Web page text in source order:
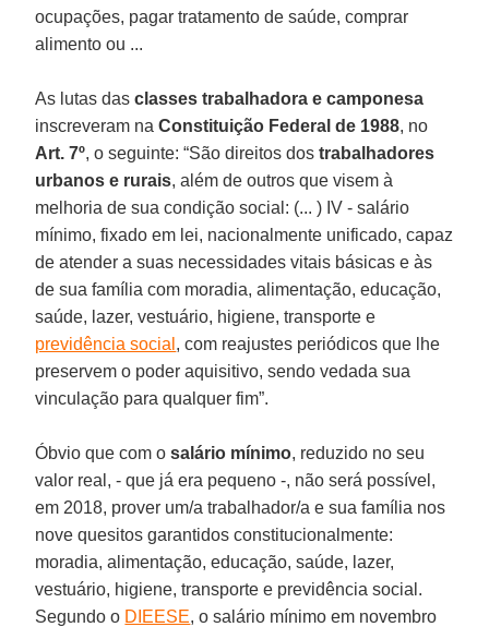
ocupações, pagar tratamento de saúde, comprar
alimento ou ...
As lutas dasclasses trabalhadora e camponesa
inscreveram naConstituição Federal de 1988, no
Art. 7º, o seguinte: “São direitos dostrabalhadores
urbanos e rurais, além de outros que visem à
melhoria de sua condição social: (... ) IV - salário
mínimo, fixado em lei, nacionalmente unificado, capaz
de atender a suas necessidades vitais básicas e às
de sua família com moradia, alimentação, educação,
saúde, lazer, vestuário, higiene, transporte e
previdência social , com reajustes periódicos que lhe
preservem o poder aquisitivo, sendo vedada sua
vinculação para qualquer fim”.
Óbvio que com osalário mínimo, reduzido no seu
valor real, - que já era pequeno -, não será possível,
em 2018, prover um/a trabalhador/a e sua família nos
nove quesitos garantidos constitucionalmente:
moradia, alimentação, educação, saúde, lazer,
vestuário, higiene, transporte e previdência social.
Segundo o DIEESE, o salário mínimo em novembro